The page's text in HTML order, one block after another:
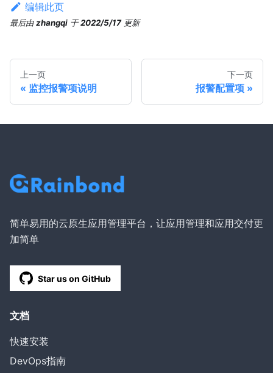
编辑此页
最后由zhangqi 于2022/5/17 更新
上一页
监控报警项说明
下一页
报警配置项
简单易用的云原生应用管理平台，让应用管理和应用交付更
加简单
Star us on GitHub
文档
快速安装
DevOps指南